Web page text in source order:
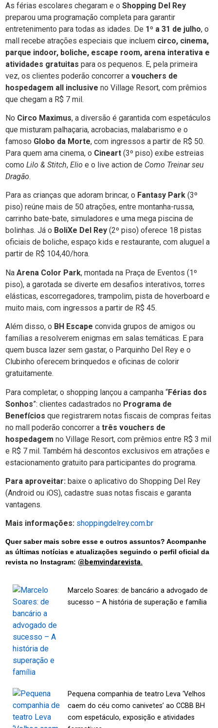
As férias escolares chegaram e o Shopping Del Rey
preparou uma programação completa para garantir
entretenimento para todas as idades. De 1º a 31 de julho, o
mall recebe atrações especiais que incluem circo, cinema,
parque indoor, boliche, escape room, arena interativa e
atividades gratuitas para os pequenos. E, pela primeira
vez, os clientes poderão concorrer a vouchers de
hospedagem all inclusive no Village Resort, com prêmios
que chegam a R$ 7 mil.
No Circo Maximus, a diversão é garantida com espetáculos
que misturam palhaçaria, acrobacias, malabarismo e o
famoso Globo da Morte, com ingressos a partir de R$ 50.
Para quem ama cinema, o Cineart (3º piso) exibe estreias
como Lilo & Stitch, Elio e o live action de Como Treinar seu
Dragão.
Para as crianças que adoram brincar, o Fantasy Park (3º
piso) reúne mais de 50 atrações, entre montanha-russa,
carrinho bate-bate, simuladores e uma mega piscina de
bolinhas. Já o BoliXe Del Rey (2º piso) oferece 18 pistas
oficiais de boliche, espaço kids e restaurante, com aluguel a
partir de R$ 104,40/hora.
Na Arena Color Park, montada na Praça de Eventos (1º
piso), a garotada se diverte em desafios interativos, torres
elásticas, escorregadores, trampolim, pista de hoverboard e
muito mais, com ingressos a partir de R$ 45.
Além disso, o BH Escape convida grupos de amigos ou
famílias a resolverem enigmas em salas temáticas. E para
quem busca lazer sem gastar, o Parquinho Del Rey e o
Clubinho oferecem brinquedos e oficinas de colorir
gratuitamente.
Para completar, o shopping lançou a campanha “Férias dos
Sonhos”: clientes cadastrados no Programa de
Benefícios que registrarem notas fiscais de compras feitas
no mall poderão concorrer a três vouchers de
hospedagem no Village Resort, com prêmios entre R$ 3 mil
e R$ 7 mil. Também há descontos exclusivos em atrações e
estacionamento gratuito para participantes do programa.
Para aproveitar: baixe o aplicativo do Shopping Del Rey
(Android ou iOS), cadastre suas notas fiscais e garanta
vantagens.
Mais informações: shoppingdelrey.com.br
Quer saber mais sobre esse e outros assuntos? Acompanhe
as últimas notícias e atualizações seguindo o perfil oficial da
revista no Instagram: @bemvindarevista.
Marcelo Soares: de bancário a advogado de
sucesso – A história de superação e família
Pequena companhia de teatro Leva ‘Velhos
caem do céu como canivetes’ ao CCBB BH
com espetáculo, exposição e atividades